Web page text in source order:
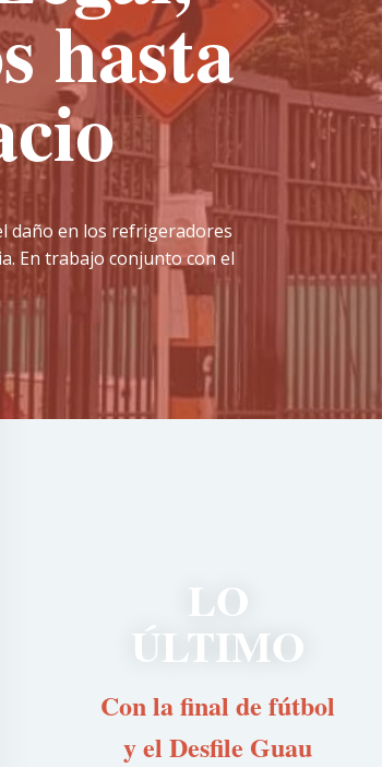
hasta
daño en los refrigeradores
En trabajo conjunto con el
LO
ÚLTIMO
Con la final de fútbol
y el Desfile Guau